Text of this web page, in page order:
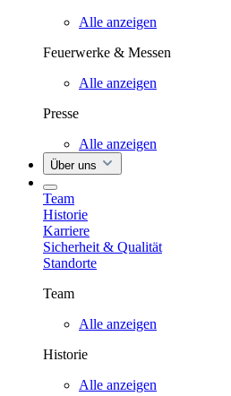
Alle anzeigen
Feuerwerke & Messen
Alle anzeigen
Presse
Alle anzeigen
Über uns
Team
Historie
Karriere
Sicherheit & Qualität
Standorte
Team
Alle anzeigen
Historie
Alle anzeigen